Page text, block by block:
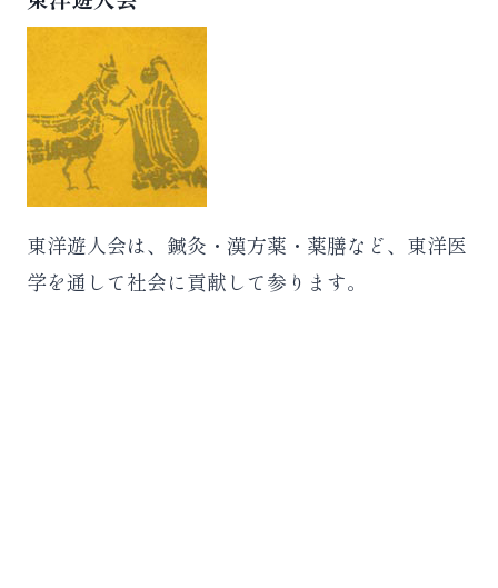
リ
東洋遊人会は、鍼灸・漢方薬・薬膳など、東洋医
学を通して社会に貢献して参ります。